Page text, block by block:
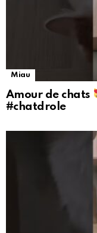
Miau
Amour de chats
#chatdrole